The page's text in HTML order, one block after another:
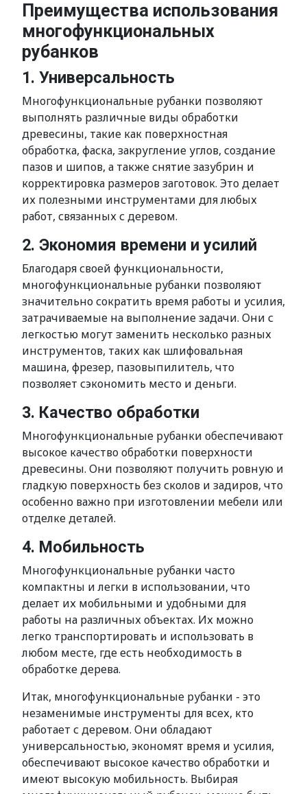
Преимущества использования
многофункциональных
рубанков
1. Универсальность
Многофункциональные рубанки позволяют
выполнять различные виды обработки
древесины, такие как поверхностная
обработка, фаска, закругление углов, создание
пазов и шипов, а также снятие зазубрин и
корректировка размеров заготовок. Это делает
их полезными инструментами для любых
работ, связанных с деревом.
2. Экономия времени и усилий
Благодаря своей функциональности,
многофункциональные рубанки позволяют
значительно сократить время работы и усилия,
затрачиваемые на выполнение задачи. Они с
легкостью могут заменить несколько разных
инструментов, таких как шлифовальная
машина, фрезер, пазовыпилитель, что
позволяет сэкономить место и деньги.
3. Качество обработки
Многофункциональные рубанки обеспечивают
высокое качество обработки поверхности
древесины. Они позволяют получить ровную и
гладкую поверхность без сколов и задиров, что
особенно важно при изготовлении мебели или
отделке деталей.
4. Мобильность
Многофункциональные рубанки часто
компактны и легки в использовании, что
делает их мобильными и удобными для
работы на различных объектах. Их можно
легко транспортировать и использовать в
любом месте, где есть необходимость в
обработке дерева.
Итак, многофункциональные рубанки - это
незаменимые инструменты для всех, кто
работает с деревом. Они обладают
универсальностью, экономят время и усилия,
обеспечивают высокое качество обработки и
имеют высокую мобильность. Выбирая